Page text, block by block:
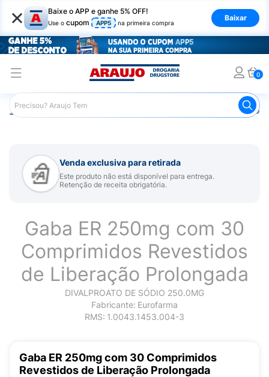
× Baixe o APP e ganhe 5% OFF!
Use o cupom APP5 na primeira compra
Baixar
0
Araujo Medicamentos Remédio para Sistema Nervoso
Venda exclusiva para retirada
Este produto não está disponível para entrega.
Retenção de receita obrigatória.
Gaba ER 250mg com 30
Comprimidos Revestidos
de Liberação Prolongada
DIVALPROATO DE SÓDIO 250.0MG
Fabricante: Eurofarma
RMS: 1.0043.1453.004-3
Gaba ER 250mg com 30 Comprimidos
Revestidos de Liberação Prolongada